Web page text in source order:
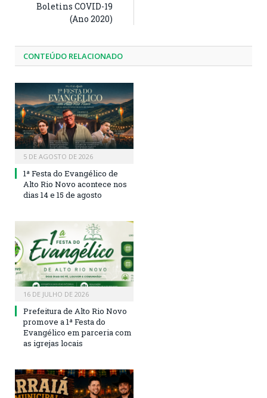
Boletins COVID-19
(Ano 2020)
CONTEÚDO RELACIONADO
5 DE AGOSTO DE 2026
1ª Festa do Evangélico de
Alto Rio Novo acontece nos
dias 14 e 15 de agosto
16 DE JULHO DE 2026
Prefeitura de Alto Rio Novo
promove a 1ª Festa do
Evangélico em parceria com
as igrejas locais